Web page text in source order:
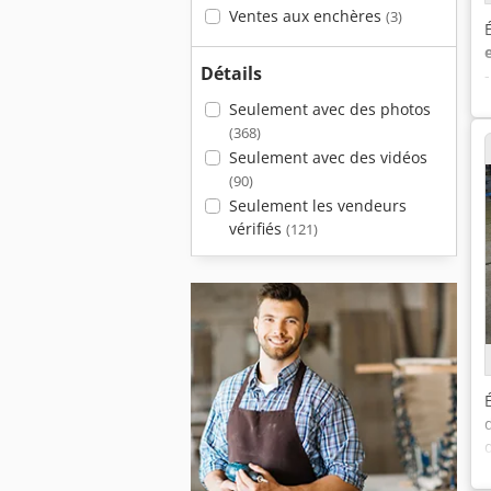
Ventes aux enchères (3)
Détails
Seulement avec des photos
(368)
Seulement avec des vidéos
(90)
Seulement les vendeurs
vérifiés (121)